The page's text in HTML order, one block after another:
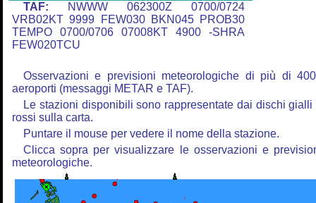
TAF: NWWW 062300Z 0700/0724
VRB02KT 9999 FEW030 BKN045 PROB30
TEMPO 0700/0706 07008KT 4900 -SHRA
FEW020TCU
Osservazioni e previsioni meteorologiche di più di
aeroporti (messaggi METAR e TAF).
Le stazioni disponibili sono rappresentate dai dischi gialli
rossi sulla carta.
Puntare il mouse per vedere il nome della stazione.
Clicca sopra per visualizzare le osservazioni e
meteorologiche.